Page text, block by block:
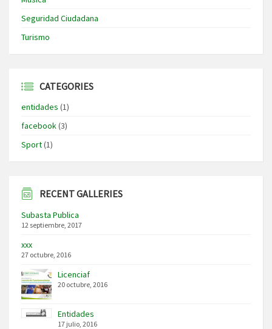
Seguridad Ciudadana
Turismo
CATEGORIES
entidades (1)
facebook(3)
Sport(1)
RECENT GALLERIES
Subasta Publica
12 septiembre, 2017
xxx
27 octubre, 2016
Licenciaf
20 octubre, 2016
Entidades
17 julio, 2016